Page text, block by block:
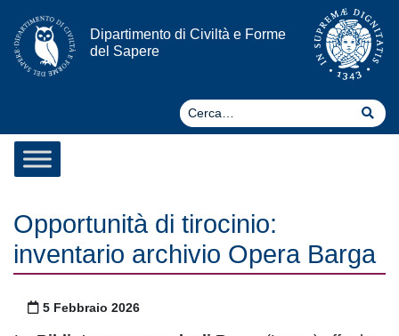
Vai al contenuto
Dipartimento di Civiltà e Forme
del Sapere
Opportunità di tirocinio:
inventario archivio Opera Barga
Pubblicato il
5 Febbraio 2026